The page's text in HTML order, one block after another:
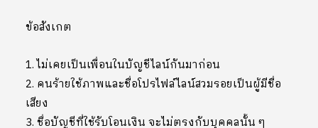
ข้อสังเกต
1. ไม่เคยเป็นเพื่อนในบัญชีไลน์กันมาก่อน
2. คนร้ายใช้ภาพและชื่อโปรไฟล์ไลน์สวมรอยเป็นผู้มีชื่อ
เสียง
3. ชื่อบัญชีที่ใช้รับโอนเงิน จะไม่ตรงกับบุคคลนั้น ๆ